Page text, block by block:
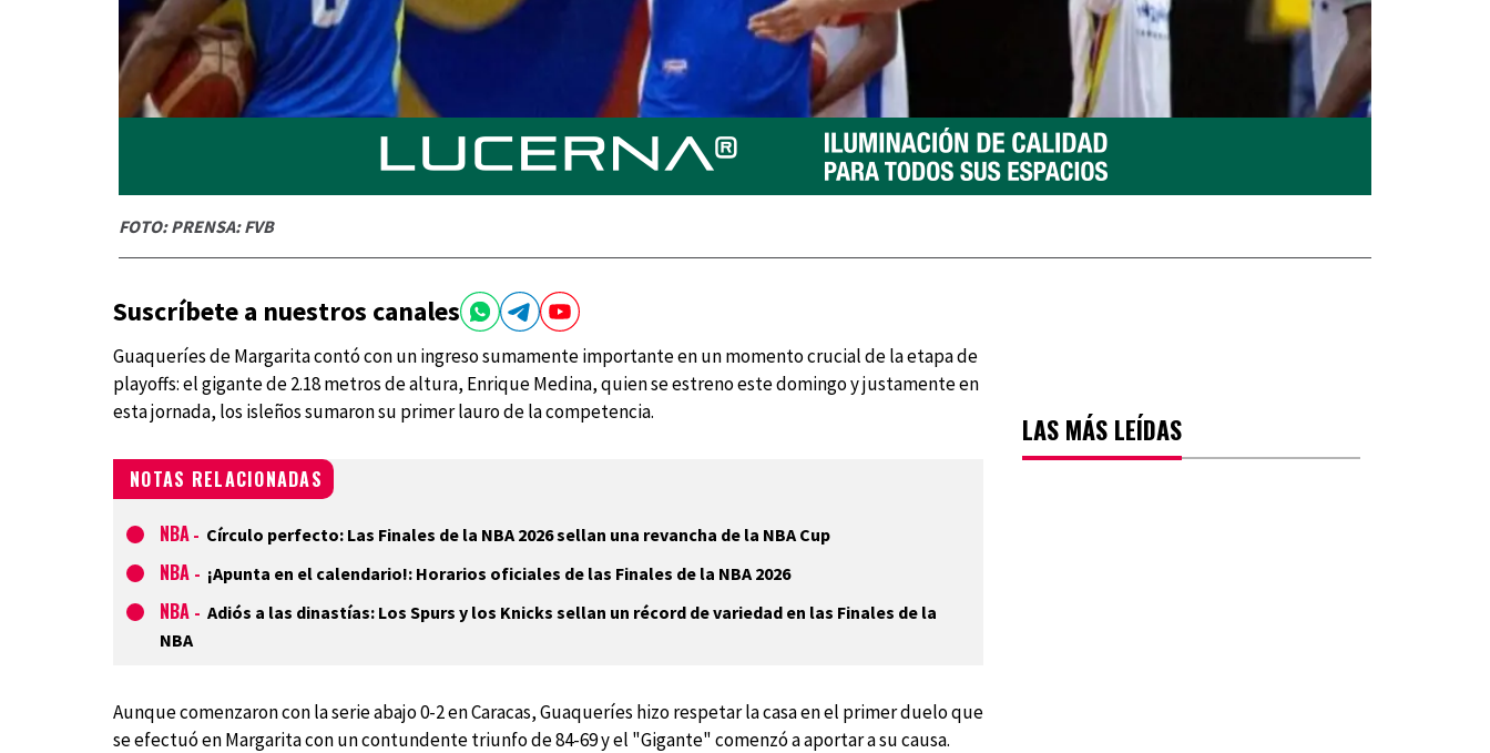
FOTO: PRENSA: FVB
Suscríbete a nuestros canales
Guaqueríes de Margarita contó con un ingreso sumamente importante en un momento crucial de la etapa de
playoffs: el gigante de 2.18 metros de altura, Enrique Medina, quien se estreno este domingo y justamente en
esta jornada, los isleños sumaron su primer lauro de la competencia.
NOTAS RELACIONADAS
NBA - Círculo perfecto: Las Finales de la NBA 2026 sellan una revancha de la NBA Cup
NBA - ¡Apunta en el calendario!: Horarios oficiales de las Finales de la NBA 2026
NBA - Adiós a las dinastías: Los Spurs y los Knicks sellan un récord de variedad en las Finales de la
NBA
Aunque comenzaron con la serie abajo 0-2 en Caracas, Guaqueríes hizo respetar la casa en el primer duelo que
se efectuó en Margarita con un contundente triunfo de 84-69 y el "Gigante" comenzó a aportar a su causa.
LAS MÁS LEÍDAS